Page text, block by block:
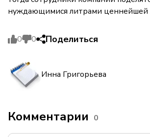
нуждающимися литрами ценнейшей
0 0 Поделиться
Инна Григорьева
Комментарии 0